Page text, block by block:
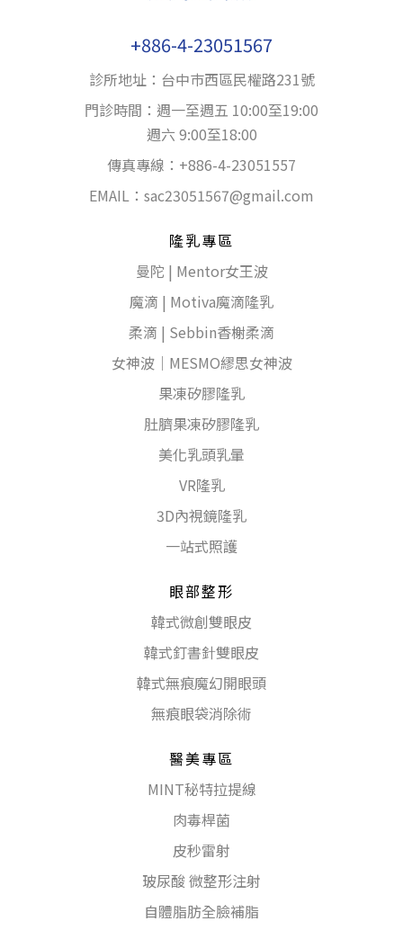
+886-4-23051567
診所地址：台中巿西區民權路231號
門診時間：週一至週五 10:00至19:00
週六 9:00至18:00
傳真專線：+886-4-23051557
EMAIL： sac23051567@gmail.com
隆乳專區
曼陀 | Mentor女王波
魔滴 | Motiva魔滴隆乳
柔滴 | Sebbin香榭柔滴
女神波｜MESMO繆思女神波
果凍矽膠隆乳
肚臍果凍矽膠隆乳
美化乳頭乳暈
VR隆乳
3D內視鏡隆乳
一站式照護
眼部整形
韓式微創雙眼皮
韓式釘書針雙眼皮
韓式無痕魔幻開眼頭
無痕眼袋消除術
醫美專區
MINT秘特拉提線
肉毒桿菌
皮秒雷射
玻尿酸 微整形注射
自體脂肪全臉補脂